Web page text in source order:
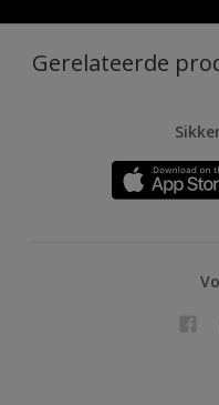
Gerelateerde